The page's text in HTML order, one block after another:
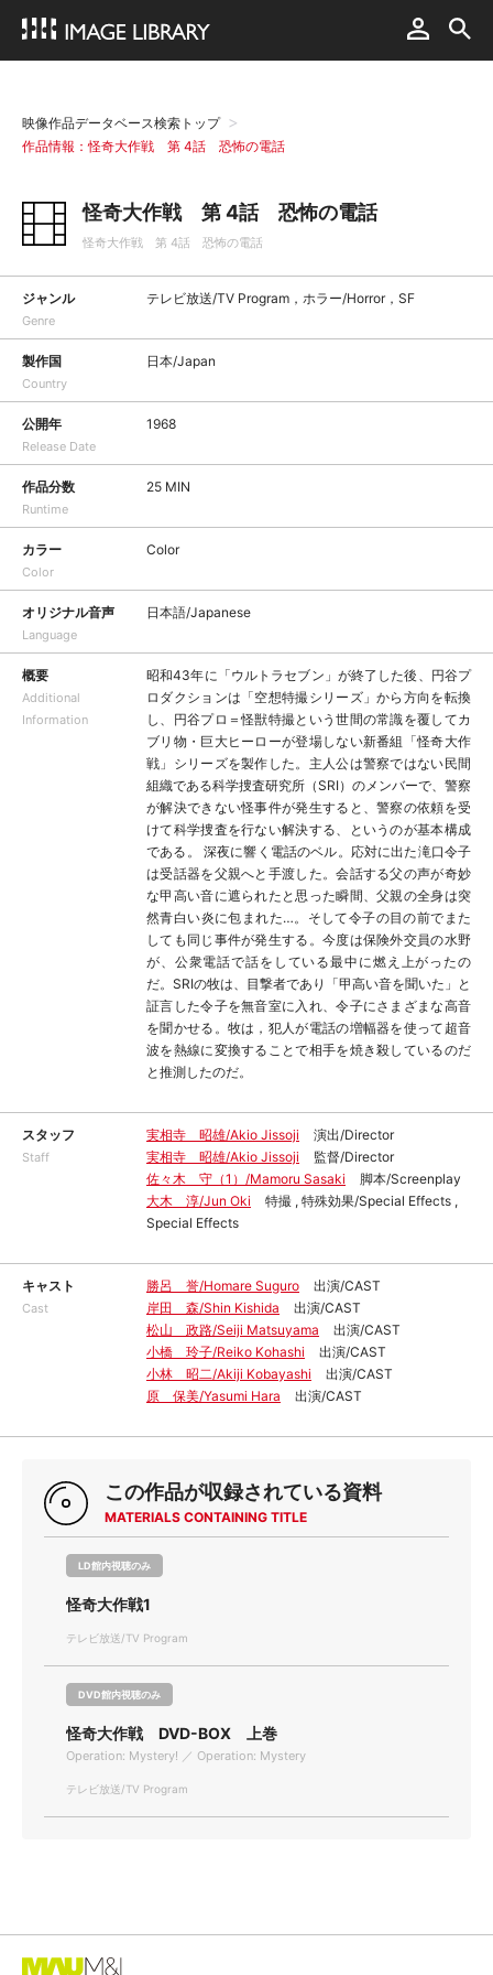
映像作品データベース検索トップ
作品情報：怪奇大作戦 第 4話 恐怖の電話
怪奇大作戦 第 4話 恐怖の電話
怪奇大作戦 第 4話 恐怖の電話
ジャンル
Genre
テレビ放送/TV Program，ホラー/Horror，SF
製作国
Country
日本/Japan
公開年
Release Date
1968
作品分数
Runtime
25 MIN
カラー
Color
Color
オリジナル音声
Language
日本語/Japanese
概要
Additional
Information
昭和43年に「ウルトラセブン」が終了した後、円谷プ
ロダクションは「空想特撮シリーズ」から方向を転換
し、円谷プロ＝怪獣特撮という世間の常識を覆してカ
ブリ物・巨大ヒーローが登場しない新番組「怪奇大作
戦」シリーズを製作した。主人公は警察ではない民間
組織である科学捜査研究所（SRI）のメンバーで、警察
が解決できない怪事件が発生すると、警察の依頼を受
けて科学捜査を行ない解決する、というのが基本構成
である。 深夜に響く電話のベル。応対に出た滝口令子
は受話器を父親へと手渡した。会話する父の声が奇妙
な甲高い音に遮られたと思った瞬間、父親の全身は突
然青白い炎に包まれた…。そして令子の目の前でまた
しても同じ事件が発生する。今度は保険外交員の水野
が、公衆電話で話をしている最中に燃え上がったの
だ。SRIの牧は、目撃者であり「甲高い音を聞いた」と
証言した令子を無音室に入れ、令子にさまざまな高音
を聞かせる。牧は，犯人が電話の増幅器を使って超音
波を熱線に変換することで相手を焼き殺しているのだ
と推測したのだ。
スタッフ
Staff
実相寺 昭雄/Akio Jissoji
演出/Director
実相寺 昭雄/Akio Jissoji
監督/Director
佐々木 守（1）/Mamoru Sasaki
脚本/Screenplay
大木 淳/Jun Oki
特撮 , 特殊効果/Special Effects ,
Special Effects
キャスト
Cast
勝呂 誉/Homare Suguro
出演/CAST
岸田 森/Shin Kishida
出演/CAST
松山 政路/Seiji Matsuyama
出演/CAST
小橋 玲子/Reiko Kohashi
出演/CAST
小林 昭二/Akiji Kobayashi
出演/CAST
原 保美/Yasumi Hara
出演/CAST
この作品が収録されている資料
MATERIALS CONTAINING TITLE
LD館内視聴のみ
怪奇大作戦1
テレビ放送/TV Program
DVD館内視聴のみ
怪奇大作戦 DVD-BOX 上巻
Operation: Mystery! ／ Operation: Mystery
テレビ放送/TV Program